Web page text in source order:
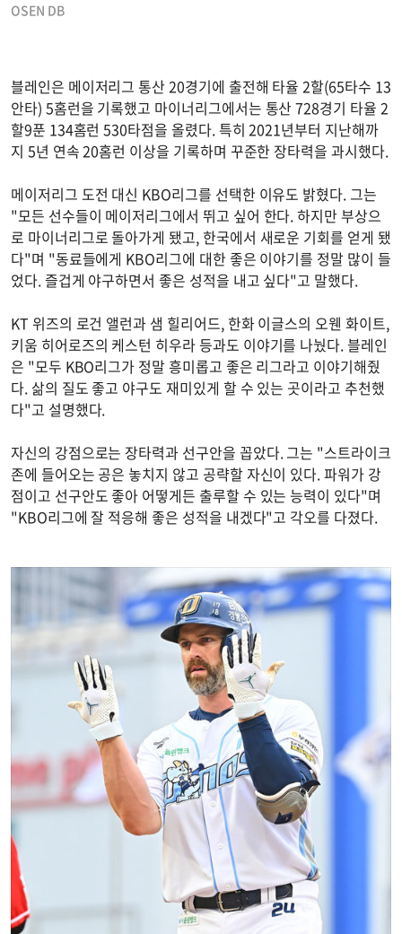
OSEN DB
블레인은 메이저리그 통산 20경기에 출전해 타율 2할(65타수 13
안타) 5홈런을 기록했고 마이너리그에서는 통산 728경기 타율 2
할9푼 134홈런 530타점을 올렸다. 특히 2021년부터 지난해까
지 5년 연속 20홈런 이상을 기록하며 꾸준한 장타력을 과시했다.
메이저리그 도전 대신 KBO리그를 선택한 이유도 밝혔다. 그는
"모든 선수들이 메이저리그에서 뛰고 싶어 한다. 하지만 부상으
로 마이너리그로 돌아가게 됐고, 한국에서 새로운 기회를 얻게 됐
다"며 "동료들에게 KBO리그에 대한 좋은 이야기를 정말 많이 들
었다. 즐겁게 야구하면서 좋은 성적을 내고 싶다"고 말했다.
KT 위즈의 로건 앨런과 샘 힐리어드, 한화 이글스의 오웬 화이트,
키움 히어로즈의 케스턴 히우라 등과도 이야기를 나눴다. 블레인
은 "모두 KBO리그가 정말 흥미롭고 좋은 리그라고 이야기해줬
다. 삶의 질도 좋고 야구도 재미있게 할 수 있는 곳이라고 추천했
다"고 설명했다.
자신의 강점으로는 장타력과 선구안을 꼽았다. 그는 "스트라이크
존에 들어오는 공은 놓치지 않고 공략할 자신이 있다. 파워가 강
점이고 선구안도 좋아 어떻게든 출루할 수 있는 능력이 있다"며
"KBO리그에 잘 적응해 좋은 성적을 내겠다"고 각오를 다졌다.